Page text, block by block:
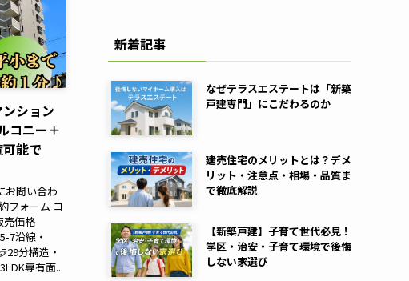
ンション
コニー＋
能で
お問い合わ
フォーム コ
売価格
7沿線・
分構造・
専有面...
新着記事
なぜテラスエステートは「新築
戸建専門」にこだわるのか
建売住宅のメリットとは？デメ
リット・注意点・相場・品質ま
で徹底解説
【新築戸建】子育て世代必見！
学区・治安・子育て環境で後悔
しない家選び